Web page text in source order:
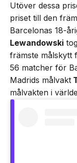
Utöver dessa
priset till den
Barcelonas 18-
Lewandowski
främste målskytt
56 matcher för
Madrids målvakt
målvakten i